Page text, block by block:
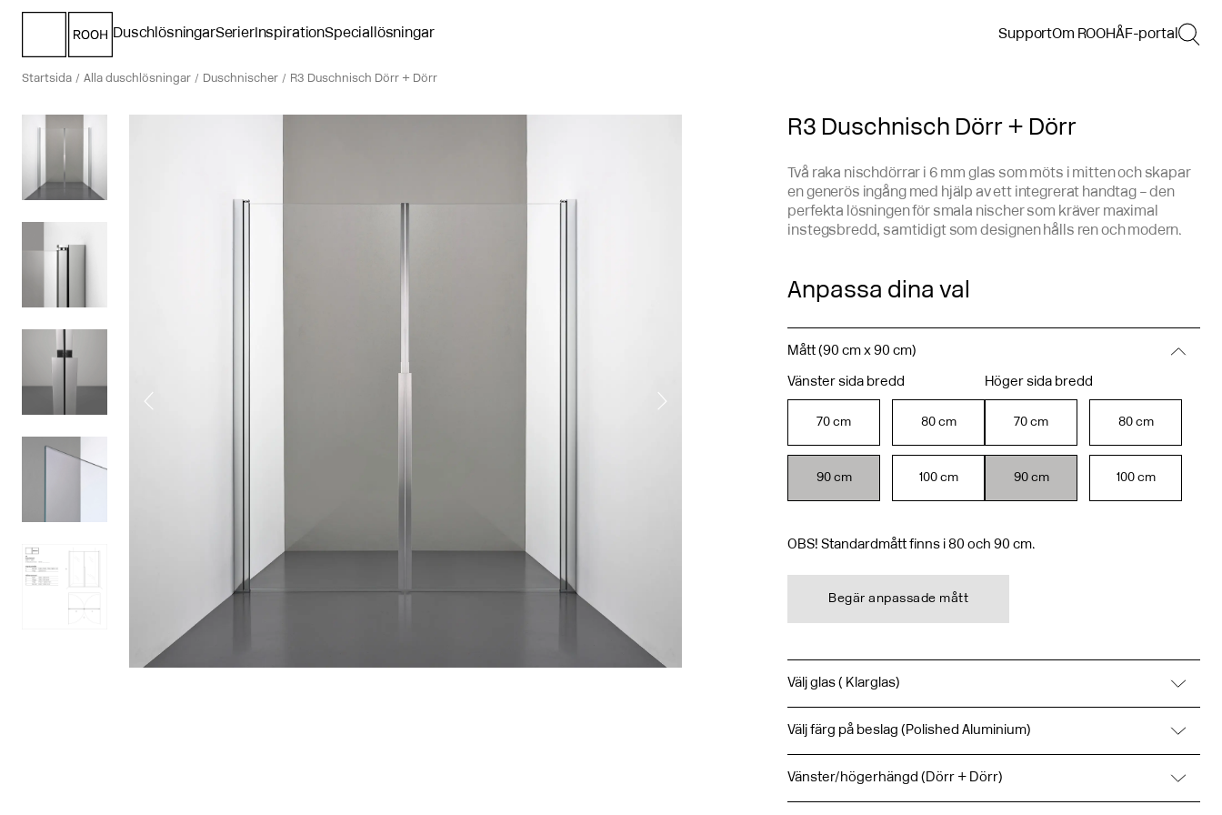
DuschlösningarSerierInspirationSpeciallösningar SupportOm ROOHÅF-portal
Startsida Alla duschlösningar Duschnischer R3 Duschnisch Dörr + Dörr
R3 Duschnisch Dörr + Dörr
Två raka nischdörrar i 6 mm glas som möts i mitten och skapar
en generös ingång med hjälp av ett integrerat handtag – den
perfekta lösningen för smala nischer som kräver maximal
instegsbredd, samtidigt som designen hålls ren och modern.
Anpassa dina val
Mått (90 cm x 90 cm)
Vänster sida bredd
70 cm 80cm
90cm 100cm
Höger sida bredd
70 cm 80cm
90cm 100cm
OBS! Standardmått finns i 80 och 90 cm.
Begär anpassade mått
Välj glas ( Klarglas)
Välj färg på beslag (Polished Aluminium)
Vänster/högerhängd (Dörr + Dörr)